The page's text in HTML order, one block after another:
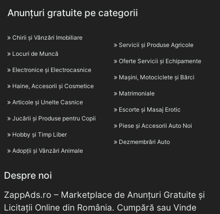
Anunțuri gratuite pe categorii
Chirii și Vânzări Imobiliare
Locuri de Muncă
Electronice și Electrocasnice
Haine, Accesorii și Cosmetice
Articole și Unelte Casnice
Jucării și Produse pentru Copii
Hobby și Timp Liber
Adopții și Vânzări Animale
Servicii și Produse Agricole
Oferte Servicii și Echipamente
Mașini, Motociclete și Bărci
Matrimoniale
Escorte și Masaj Erotic
Piese și Accesorii Auto Noi
Dezmembrări Auto
Despre noi
ZappAds.ro – Marketplace de Anunțuri Gratuite și
Licitații Online din România. Cumpără sau Vinde